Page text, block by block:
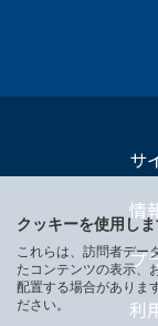
サ
情
プ
利
クッキーを使用し
これらは、訪問者デー
たコンテンツの表示、
配置する場合がありま
ださい。